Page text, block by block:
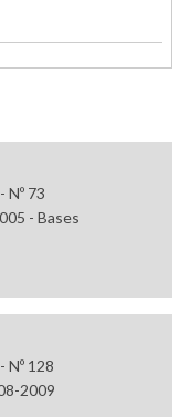
Nº 73
- Bases
Nº 128
2009